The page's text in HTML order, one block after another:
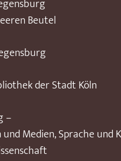
Beutel
der Stadt Köln
–
Medien, Sprache und